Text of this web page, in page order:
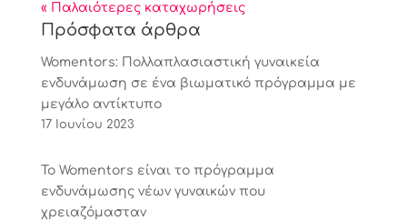
« Παλαιότερες καταχωρήσεις
Πρόσφατα άρθρα
Womentors: Πολλαπλασιαστική γυναικεία
ενδυνάμωση σε ένα βιωματικό πρόγραμμα με
μεγάλο αντίκτυπο
17 Ιουνίου 2023
Το Womentors είναι το πρόγραμμα
ενδυνάμωσης νέων γυναικών που
χρειαζόμασταν